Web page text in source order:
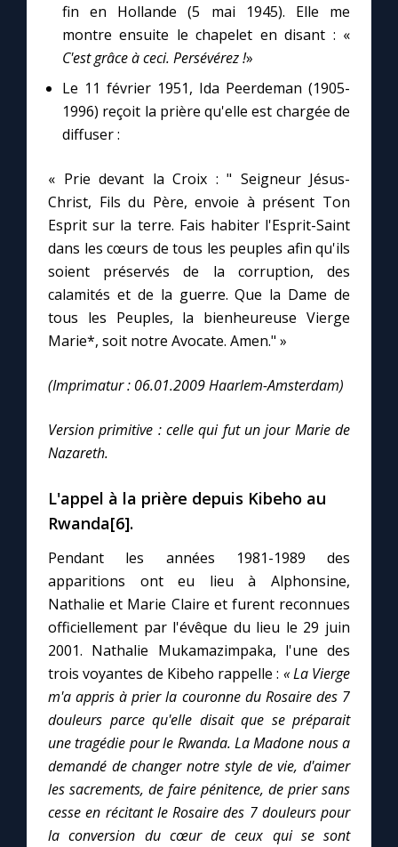
fin en Hollande (5 mai 1945). Elle me
montre ensuite le chapelet en disant : «
C'est grâce à ceci. Persévérez !»
Le 11 février 1951, Ida Peerdeman (1905-
1996) reçoit la prière qu'elle est chargée de
diffuser :
« Prie devant la Croix : " Seigneur Jésus-
Christ, Fils du Père, envoie à présent Ton
Esprit sur la terre. Fais habiter l'Esprit-Saint
dans les cœurs de tous les peuples afin qu'ils
soient préservés de la corruption, des
calamités et de la guerre. Que la Dame de
tous les Peuples, la bienheureuse Vierge
Marie*, soit notre Avocate. Amen." »
(Imprimatur : 06.01.2009 Haarlem-Amsterdam)
Version primitive : celle qui fut un jour Marie de
Nazareth.
L'appel à la prière depuis Kibeho au
Rwanda[6].
Pendant les années 1981-1989 des
apparitions ont eu lieu à Alphonsine,
Nathalie et Marie Claire et furent reconnues
officiellement par l'évêque du lieu le 29 juin
2001. Nathalie Mukamazimpaka, l'une des
trois voyantes de Kibeho rappelle : « La Vierge
m'a appris à prier la couronne du Rosaire des 7
douleurs parce qu'elle disait que se préparait
une tragédie pour le Rwanda. La Madone nous a
demandé de changer notre style de vie, d'aimer
les sacrements, de faire pénitence, de prier sans
cesse en récitant le Rosaire des 7 douleurs pour
la conversion du cœur de ceux qui se sont